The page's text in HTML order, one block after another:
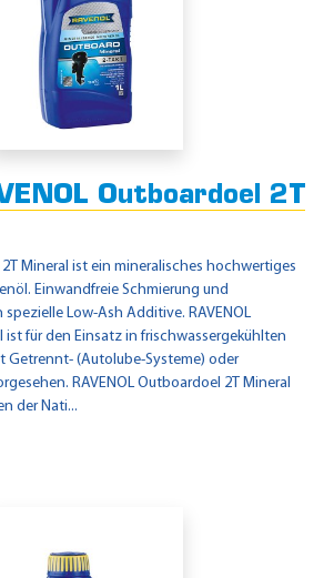
Outboardoel 2T
Mineral ist ein mineralisches hochwertiges
Einwandfreie Schmierung und
Low-Ash Additive. RAVENOL
ist für den Einsatz in frischwassergekühlten
(Autolube-Systeme) oder
RAVENOL Outboardoel 2T Mineral
der Nati...